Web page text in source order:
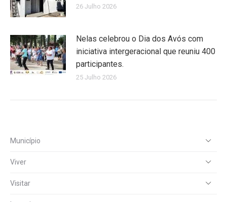
26 Julho 2026
Nelas celebrou o Dia dos Avós com
iniciativa intergeracional que reuniu 400
participantes.
25 Julho 2026
Município
Viver
Visitar